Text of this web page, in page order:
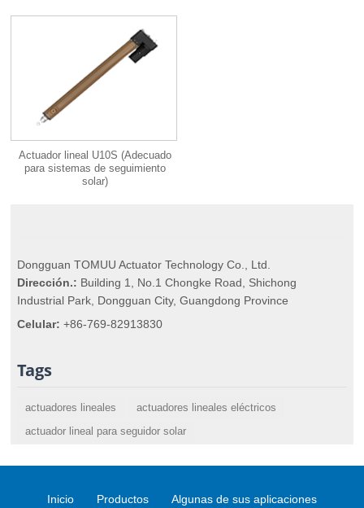
Actuador lineal U10S (Adecuado
para sistemas de seguimiento
solar)
Dongguan TOMUU Actuator Technology Co., Ltd.
Dirección.: Building 1, No.1 Chongke Road, Shichong
Industrial Park, Dongguan City, Guangdong Province
Celular:+86-769-82913830
Tags
actuadores lineales
actuadores lineales eléctricos
actuador lineal para seguidor solar
Inicio Productos Algunas de sus aplicaciones